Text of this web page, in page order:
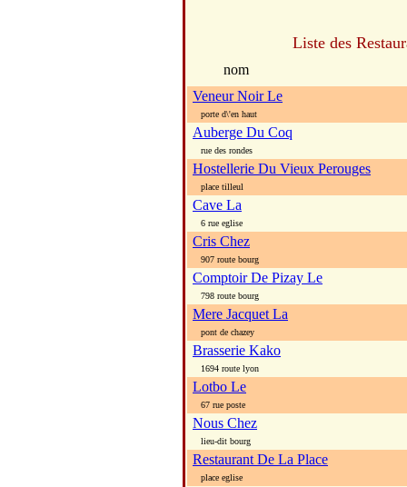
Liste des
nom
Veneur Noir Le
porte d\'en haut
Auberge Du Coq
rue des rondes
Hostellerie Du Vieux Perouges
place tilleul
Cave La
6 rue eglise
Cris Chez
907 route bourg
Comptoir De Pizay Le
798 route bourg
Mere Jacquet La
pont de chazey
Brasserie Kako
1694 route lyon
Lotbo Le
67 rue poste
Nous Chez
lieu-dit bourg
Restaurant De La Place
place eglise